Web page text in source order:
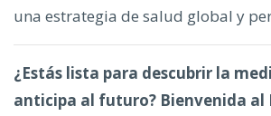
una estrategia de salud global y
¿Estás lista para descubrir la
anticipa al futuro? Bienvenida